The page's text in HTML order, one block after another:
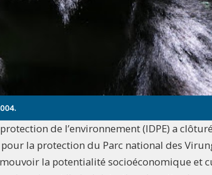
de l’environnement (IDPE) a
la protection du Parc national des
la potentialité socioéconomique et